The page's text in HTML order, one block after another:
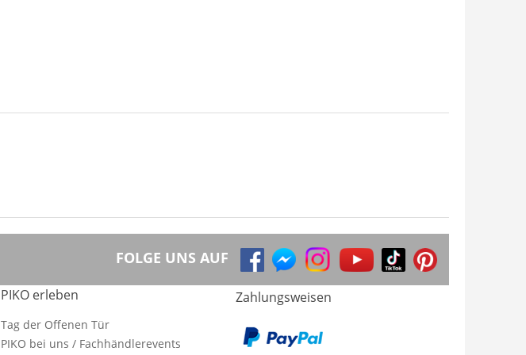
FOLGE UNS AUF
PIKO erleben
Tag der Offenen Tür
PIKO bei uns / Fachhändlerevents
Zahlungsweisen